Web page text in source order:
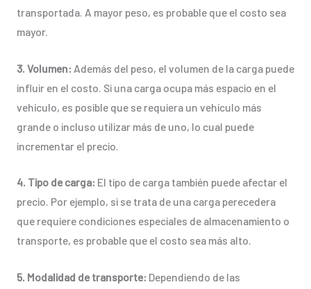
transportada. A mayor peso, es probable que el costo sea
mayor.
3. Volumen: Además del peso, el volumen de la carga puede
influir en el costo. Si una carga ocupa más espacio en el
vehículo, es posible que se requiera un vehículo más
grande o incluso utilizar más de uno, lo cual puede
incrementar el precio.
4. Tipo de carga: El tipo de carga también puede afectar el
precio. Por ejemplo, si se trata de una carga perecedera
que requiere condiciones especiales de almacenamiento o
transporte, es probable que el costo sea más alto.
5. Modalidad de transporte: Dependiendo de las